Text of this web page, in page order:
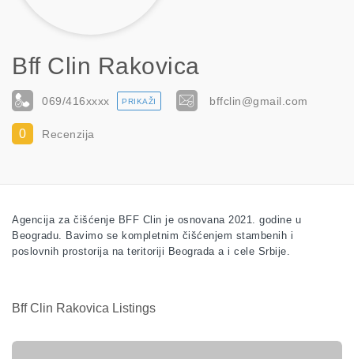
Bff Clin Rakovica
069/416xxxx PRIKAŽI bffclin@gmail.com
0 Recenzija
Agencija za čišćenje BFF Clin je osnovana 2021. godine u
Beogradu. Bavimo se kompletnim čišćenjem stambenih i
poslovnih prostorija na teritoriji Beograda a i cele Srbije.
Bff Clin Rakovica Listings